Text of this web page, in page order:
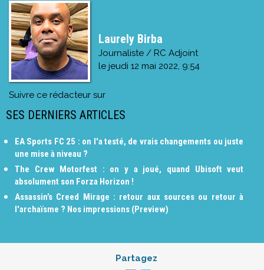
Laurely Birba
Journaliste / RC Adjoint
le jeudi 12 mai 2022, 9:54
Suivre ce rédacteur sur
SES DERNIERS ARTICLES
EA Sports FC 25 : on l'a testé, de vrais changements ou juste
une mise à niveau ?
The Crew Motorfest : on y a joué, quand Ubisoft veut
absolument son Forza Horizon !
Assassin’s Creed Mirage : retour aux sources ou retour à
l'archaïsme ? Nos impressions (Preview)
Partagez